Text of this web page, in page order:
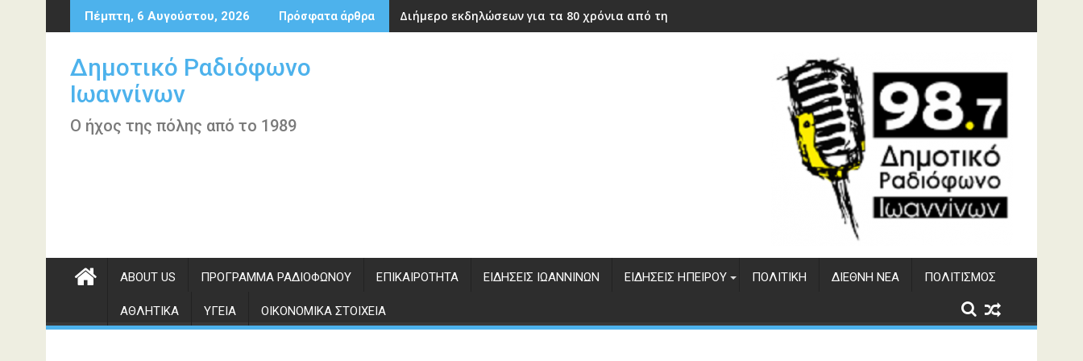
Περάστε
στο
Πέμπτη, 6 Αυγούστου, 2026 Πρόσφατα άρθρα Διήμερο εκδηλώσεων για τα 80 χρόνια από την ίδρυση του ΔΣΕ
Δημοτικό Ραδιόφωνο
Ιωαννίνων
Ο ήχος της πόλης από το 1989
ABOUT US ΠΡΌΓΡΑΜΜΑ ΡΑΔΙΟΦΏΝΟΥ ΕΠΙΚΑΙΡΌΤΗΤΑ ΕΙΔΉΣΕΙΣ ΙΩΑΝΝΊΝΩΝ ΕΙΔΉΣΕΙΣ ΗΠΕΊΡΟΥ ΠΟΛΙΤΙΚΉ ΔΙΕΘΝΉ ΝΈΑ ΠΟΛΙΤΙΣΜΌΣ
ΑΘΛΗΤΙΚΆ ΥΓΕΊΑ ΟΙΚΟΝΟΜΙΚΆ ΣΤΟΙΧΕΊΑ